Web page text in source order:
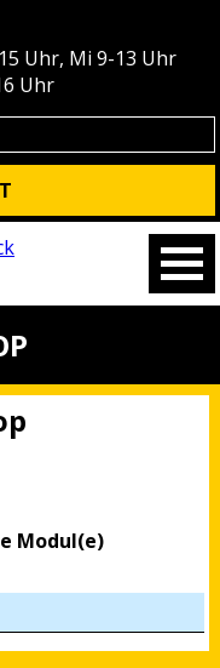
Uhr, Mi 9-13 Uhr
Uhr
Modul(e)